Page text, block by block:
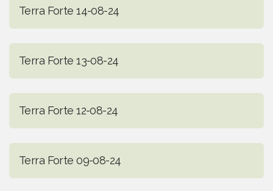
Terra Forte 14-08-24
Terra Forte 13-08-24
Terra Forte 12-08-24
Terra Forte 09-08-24